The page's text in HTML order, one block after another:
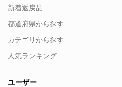
新着返戻品
都道府県から探す
カテゴリから探す
人気ランキング
ユーザー